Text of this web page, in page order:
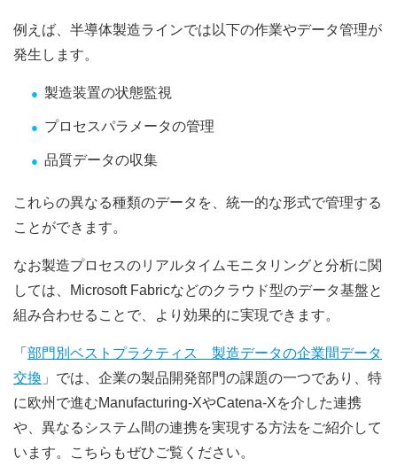
例えば、半導体製造ラインでは以下の作業やデータ管理が
発生します。
製造装置の状態監視
プロセスパラメータの管理
品質データの収集
これらの異なる種類のデータを、統一的な形式で管理する
ことができます。
なお製造プロセスのリアルタイムモニタリングと分析に関
しては、Microsoft Fabricなどのクラウド型のデータ基盤と
組み合わせることで、より効果的に実現できます。
「 部門別ベストプラクティス 製造データの企業間データ
交換 」では、企業の製品開発部門の課題の一つであり、特
に欧州で進むManufacturing-XやCatena-Xを介した連携
や、異なるシステム間の連携を実現する方法をご紹介して
います。こちらもぜひご覧ください。